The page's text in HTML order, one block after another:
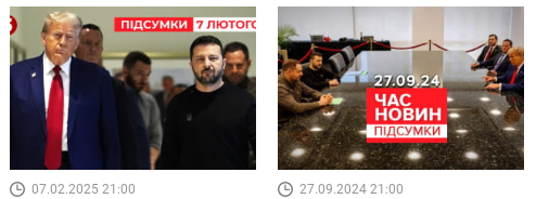
07.02.2025 21:00 27.09.2024 21:00